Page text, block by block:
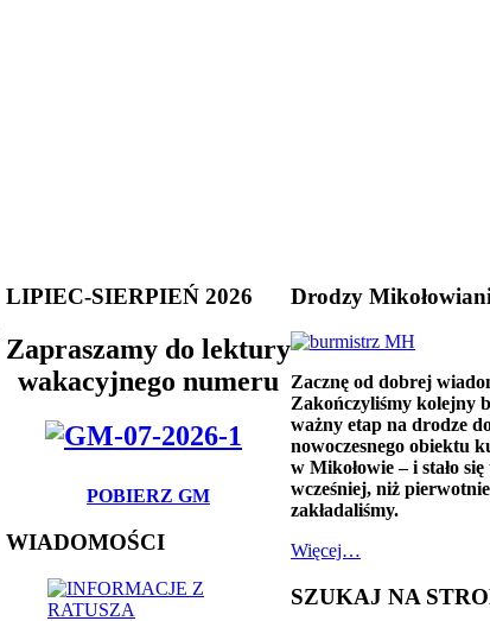
LIPIEC-SIERPIEŃ 2026
Zapraszamy do lektury
wakacyjnego numeru
POBIERZ GM
WIADOMOŚCI
Drodzy
Zacznę od dobrej
Zakończyliśmy kolejny
ważny etap na drodze
nowoczesnego obiektu
w Mikołowie – i stało się
wcześniej, niż pierwotnie
zakładaliśmy.
Więcej…
SZUKAJ NA